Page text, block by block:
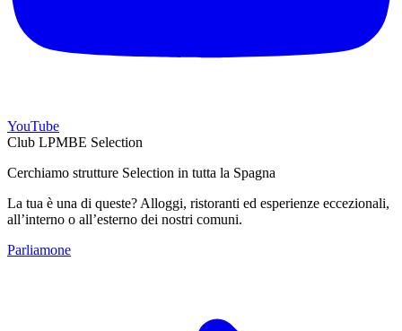
YouTube
Club LPMBE Selection
Cerchiamo strutture Selection in tutta la Spagna
La tua è una di queste? Alloggi, ristoranti ed esperienze eccezionali,
all’interno o all’esterno dei nostri comuni.
Parliamone